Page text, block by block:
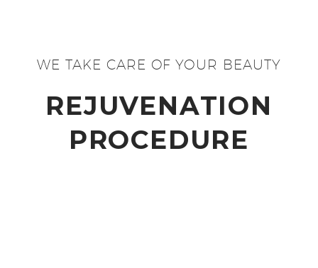
WE TAKE CARE OF YOUR BEAUTY
REJUVENATION
PROCEDURE